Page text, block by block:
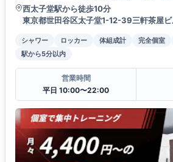
西太子堂駅から徒歩10分
東京都世田谷区太子堂1-12-39三軒茶屋
シャワー ロッカー 体組成計 完全個室
駅から5分以内
営業時間
平日 10:00〜22:00